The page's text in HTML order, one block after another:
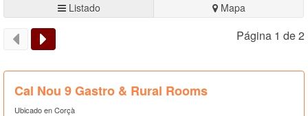
Listado Mapa
Página 1 de 2
Cal Nou 9 Gastro & Rural Rooms
Ubicado en Corçà